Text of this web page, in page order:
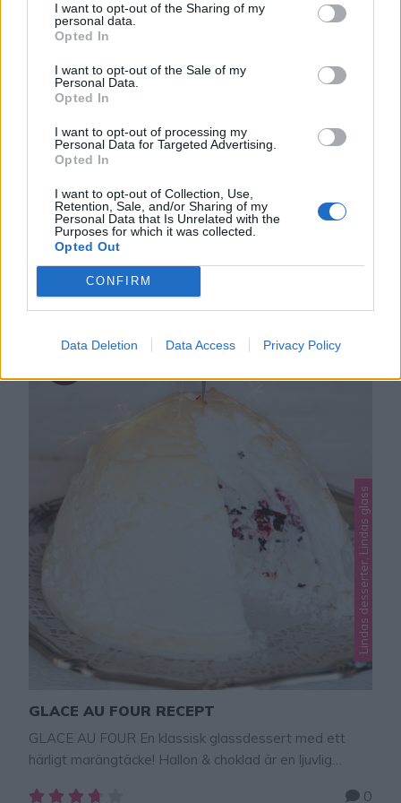
I want to opt-out of the Sharing of my
personal data.
Opted In
I want to opt-out of the Sale of my
Personal Data.
Opted In
I want to opt-out of processing my
Personal Data for Targeted Advertising.
Opted In
I want to opt-out of Collection, Use,
Retention, Sale, and/or Sharing of my
Personal Data that Is Unrelated with the
Purposes for which it was collected.
Opted Out
CONFIRM
Data Deletion Data Access Privacy Policy
CHOKLADKOLATÅRTA
läckraste, godaste chokladkolakrämen på toppen.
Chokladkolatårta Ca 15 bitar 200 g smör, smält 5 dl
strösocker 1 dl kakao 2 krm flingsalt (eller 1 krm vanligt
salt) 1 msk vaniljsocker 4 ägg 3 dl vetemjöl
Chokladkolakräm 75 g smör ½ dl strösocker ½ dl ljus
sirap 1 msk kakao 1 …
Lindas desserter, Lindas glass
GLACE AU FOUR RECEPT
GLACE AU FOUR En klassisk glassdessert med ett
härligt marängtäcke! Hallon & choklad är en ljuvlig
0